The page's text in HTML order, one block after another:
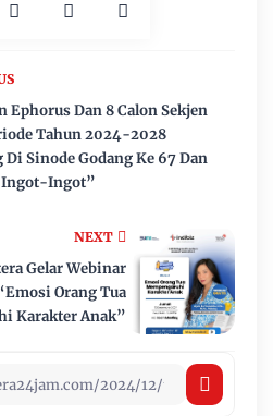
NEXT
Gelar Webinar
Orang Tua
Karakter Anak”
Ephorus Dan 8 Calon Sekjen
Tahun 2024-2028
Di Sinode Godang Ke 67 Dan
Ingot”